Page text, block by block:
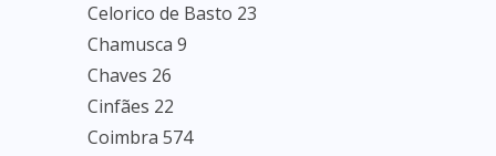
Celorico de Basto 23
Chamusca 9
Chaves 26
Cinfães 22
Coimbra 574